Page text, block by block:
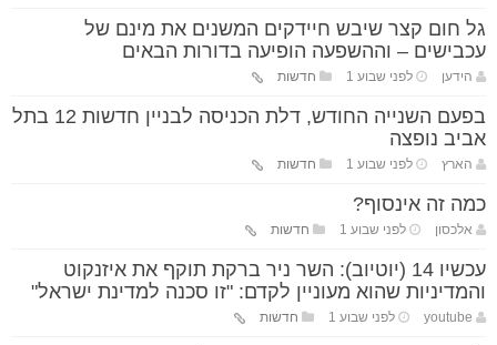
גל חום קצר שיבש חיידקים המשנים את מינם של
עכבישים – וההשפעה הופיעה בדורות הבאים
הידען לפני שבוע 1 חדשות
בפעם השנייה החודש, דלת הכניסה לבניין חדשות 12 בתל
אביב נופצה
הארץ לפני שבוע 1 חדשות
כמה זה אינסוף?
אלכסון לפני שבוע 1 חדשות
עכשיו 14 (יוטיוב): השר ניר ברקת תוקף את איזנקוט
והמדיניות שהוא מעוניין לקדם: "זו סכנה למדינת ישראל"
youtube לפני שבוע 1 חדשות